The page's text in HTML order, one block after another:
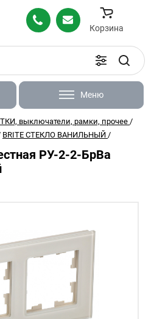
Корзина
Меню
выключатели, рамки, прочее /
BRITE СТЕКЛО ВАНИЛЬНЫЙ /
РУ-2-2-БрВа